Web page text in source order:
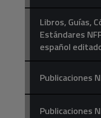
Libros, Guías,
Estándares
español
Publicaciones
Publicaciones